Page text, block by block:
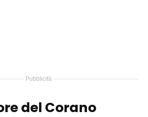
Pubblicità
del Corano